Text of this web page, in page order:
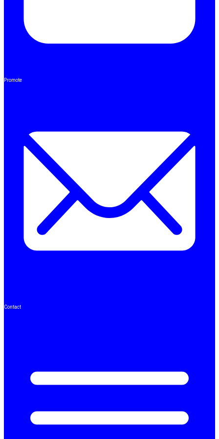
Promote
Contact